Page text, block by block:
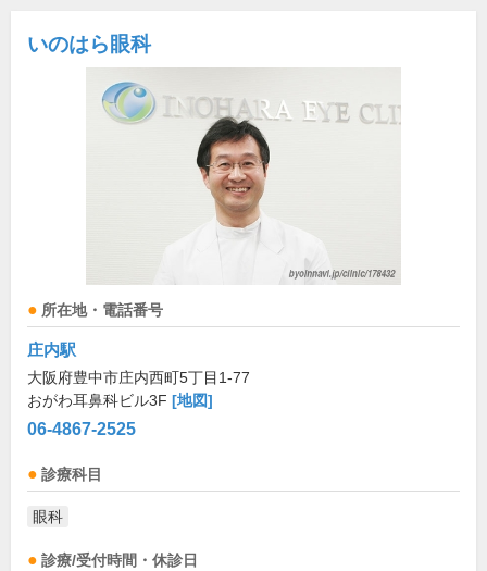
いのはら眼科
所在地・電話番号
庄内駅
大阪府豊中市庄内西町5丁目1-77
おがわ耳鼻科ビル3F [地図]
06-4867-2525
診療科目
眼科
診療/受付時間・休診日